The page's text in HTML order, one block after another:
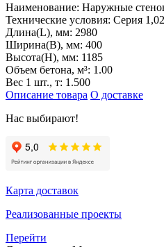
Наименование: Наружные
Технические условия: Серия
Длина(L), мм: 2980
Ширина(B), мм: 400
Высота(H), мм: 1185
Объем бетона, м³: 1.00
Вес 1 шт., т: 1.500
Описание товара О доставке
Нас выбирают!
Карта доставок
Реализованные проекты
Перейти